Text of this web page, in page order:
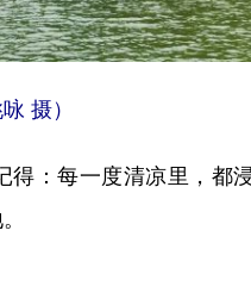
摄）
：每一度清凉里，都